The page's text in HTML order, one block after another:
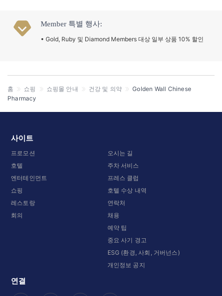
Member 특별 행사:
• Gold, Ruby 및 Diamond Members 대상 일부 상품 10% 할인
홈 쇼핑 쇼핑몰 안내 건강 및 의약
Golden Wall Chinese
Pharmacy
사이트
프로모션
호텔
엔터테인먼트
쇼핑
레스토랑
회의
오시는 길
주차 서비스
프레스 클럽
호텔 수상 내역
연락처
채용
예약 팁
중요 사기 경고
ESG (환경, 사회, 거버넌스)
개인정보 공지
연결